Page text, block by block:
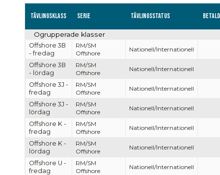
Tävlingsklass Serie Tävlingsstatus
Ogrupperade klasser
Offshore 3B
- fredag
RM/SM
Offshore
Nationell/Internationell
Offshore 3B
- lördag
RM/SM
Offshore
Nationell/Internationell
Offshore 3J -
fredag
RM/SM
Offshore
Nationell/Internationell
Offshore 3J -
lördag
RM/SM
Offshore
Nationell/Internationell
Offshore K -
fredag
RM/SM
Offshore
Nationell/Internationell
Offshore K -
lördag
RM/SM
Offshore
Nationell/Internationell
Offshore U -
fredag
RM/SM
Offshore
Nationell/Internationell